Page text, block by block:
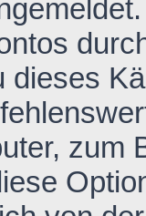
dieses
zum